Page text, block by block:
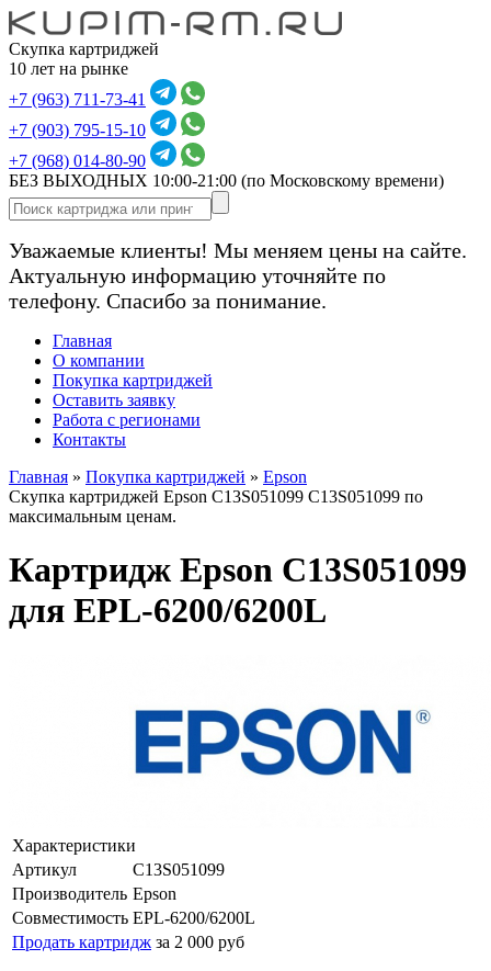
Скупка картриджей
10 лет на рынке
+7 (963) 711-73-41
+7 (903) 795-15-10
+7 (968) 014-80-90
БЕЗ ВЫХОДНЫХ 10:00-21:00 (по Московскому времени)
Уважаемые клиенты! Мы меняем цены на сайте.
Актуальную информацию уточняйте по
телефону. Спасибо за понимание.
Главная
О компании
Покупка картриджей
Оставить заявку
Работа с регионами
Контакты
Главная » Покупка картриджей » Epson
Скупка картриджей Epson C13S051099 C13S051099 по
максимальным ценам.
Картридж Epson C13S051099
для EPL-6200/6200L
Характеристики
Артикул
C13S051099
Производитель Epson
Совместимость EPL-6200/6200L
Продать картридж за 2 000 руб